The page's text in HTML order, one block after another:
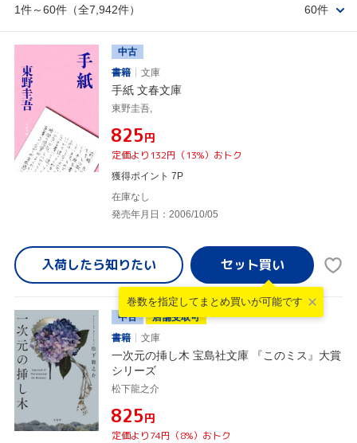
1件～60件（全7,942件） 60件
中古
書籍
文庫
手紙 文春文庫
東野圭吾,
¥825円
定価より132円（13%）おトク
獲得ポイント 7P
在庫なし
発売年月日：2006/10/05
入荷したら知りたい
巻数を指定して まとめ買いが可能です
中古
店舗受取可
書籍
文庫
一次元の挿し木 宝島社文庫 『このミス』大賞
シリーズ
松下龍之介
¥825円
定価より74円（8%）おトク